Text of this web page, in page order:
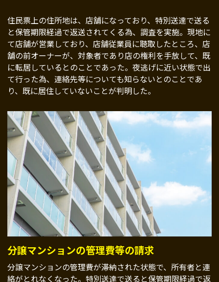
住民票上の住所地は、店舗になっており、特別送達で送る
と保管期限経過で返送されてくる為、調査を実施。現地に
て店舗が営業しており、店舗従業員に聴取したところ、店
舗の前オーナーが、対象者であり店の権利を手放して、既
に転居しているとのことであった。夜逃げに近い状態で出
て行った為、連絡先等についても知らないとのことであ
り、既に居住していないことが判明した。
分譲マンションの管理費等の請求
分譲マンションの管理費が滞納された状態で、所有者と連
絡がとれなくなった。特別送達で送ると保管期限経過で返